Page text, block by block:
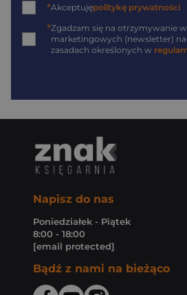
*Akceptujępolitykę prywatności
*Zgadzam się na otrzymywanie
marketingowych (newsletter)
zasadach określonych w
Napisz do nas
Poniedziałek - Piątek
8:00 - 18:00
[email protected]
Bądź z nami na bieżąco